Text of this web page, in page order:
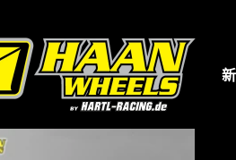
是您购买辐条轮组的首选网站